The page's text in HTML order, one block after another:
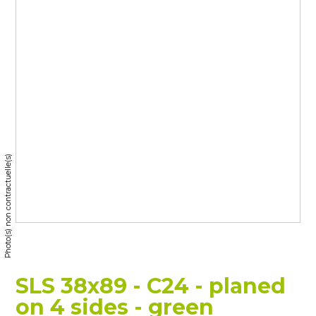
Photo(s) non contractuelle(s)
SLS 38x89 - C24 - planed
on 4 sides - green